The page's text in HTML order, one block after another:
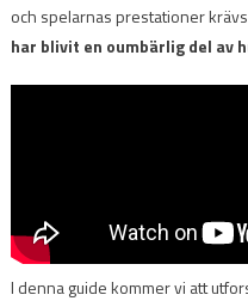
och spelarnas prestationer
har blivit en oumbärlig del av
I denna guide kommer vi att